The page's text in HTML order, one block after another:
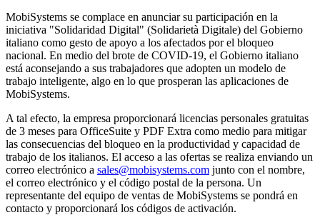
MobiSystems se complace en anunciar su participación en la
iniciativa "Solidaridad Digital" (Solidarietà Digitale) del Gobierno
italiano como gesto de apoyo a los afectados por el bloqueo
nacional. En medio del brote de COVID-19, el Gobierno italiano
está aconsejando a sus trabajadores que adopten un modelo de
trabajo inteligente, algo en lo que prosperan las aplicaciones de
MobiSystems.
A tal efecto, la empresa proporcionará licencias personales gratuitas
de 3 meses para OfficeSuite y PDF Extra como medio para mitigar
las consecuencias del bloqueo en la productividad y capacidad de
trabajo de los italianos. El acceso a las ofertas se realiza enviando un
correo electrónico a sales@mobisystems.com junto con el nombre,
el correo electrónico y el código postal de la persona. Un
representante del equipo de ventas de MobiSystems se pondrá en
contacto y proporcionará los códigos de activación.